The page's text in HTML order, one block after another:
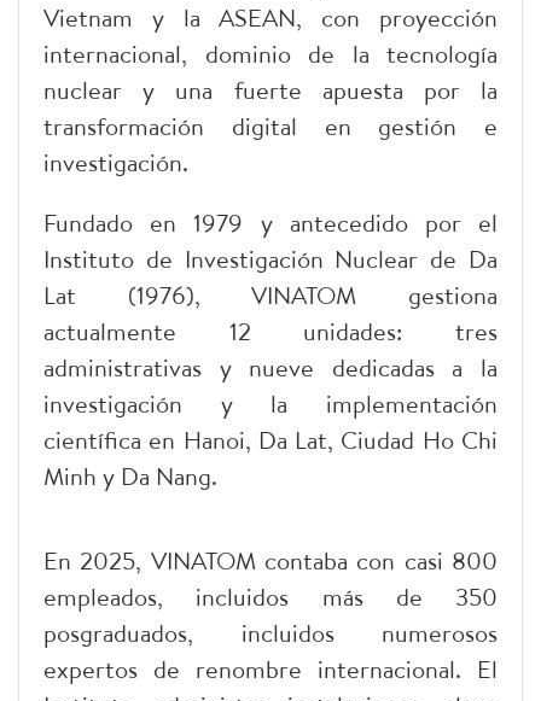
Vietnam y la ASEAN, con proyección
internacional, dominio de la tecnología
nuclear y una fuerte apuesta por la
transformación digital en gestión e
investigación.
Fundado en 1979 y antecedido por el
Instituto de Investigación Nuclear de Da
Lat (1976), VINATOM gestiona
actualmente 12 unidades: tres
administrativas y nueve dedicadas a la
investigación y la implementación
científica en Hanoi, Da Lat, Ciudad Ho Chi
Minh y Da Nang.
En 2025, VINATOM contaba con casi 800
empleados, incluidos más de 350
posgraduados, incluidos numerosos
expertos de renombre internacional. El